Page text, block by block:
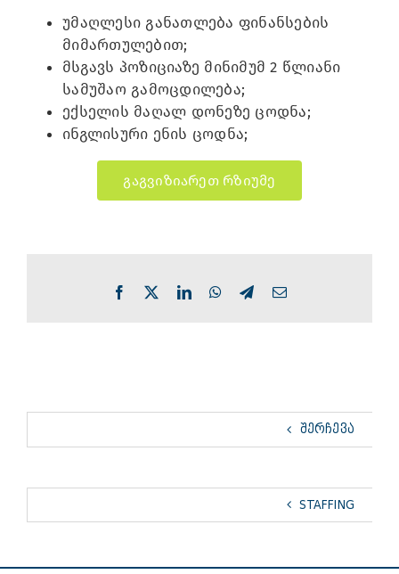
უმაღლესი განათლება ფინანსების
მიმართულებით;
მსგავს პოზიციაზე მინიმუმ 2 წლიანი
სამუშაო გამოცდილება;
ექსელის მაღალ დონეზე ცოდნა;
ინგლისური ენის ცოდნა;
გაგვიზიარეთ რზიუმე
Facebook LinkedInWhatsApp
TelegramEmail
ᲨᲔᲠᲩᲔᲕᲐ
STAFFING